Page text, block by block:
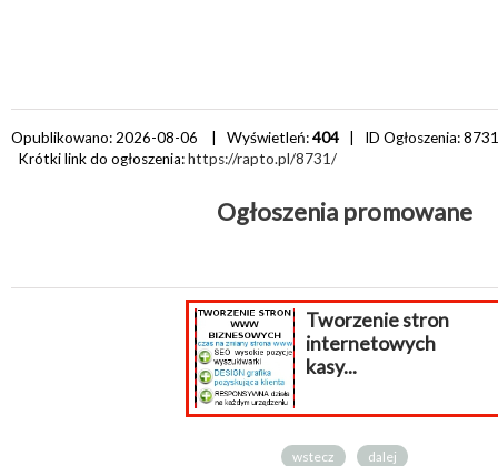
Opublikowano: 2026-08-06 | Wyświetleń:404 | ID Ogłoszenia:8731
Krótki link do ogłoszenia:https://rapto.pl/8731/
Ogłoszenia promowane
Tworzenie stron
internetowych
kasy...
wstecz dalej